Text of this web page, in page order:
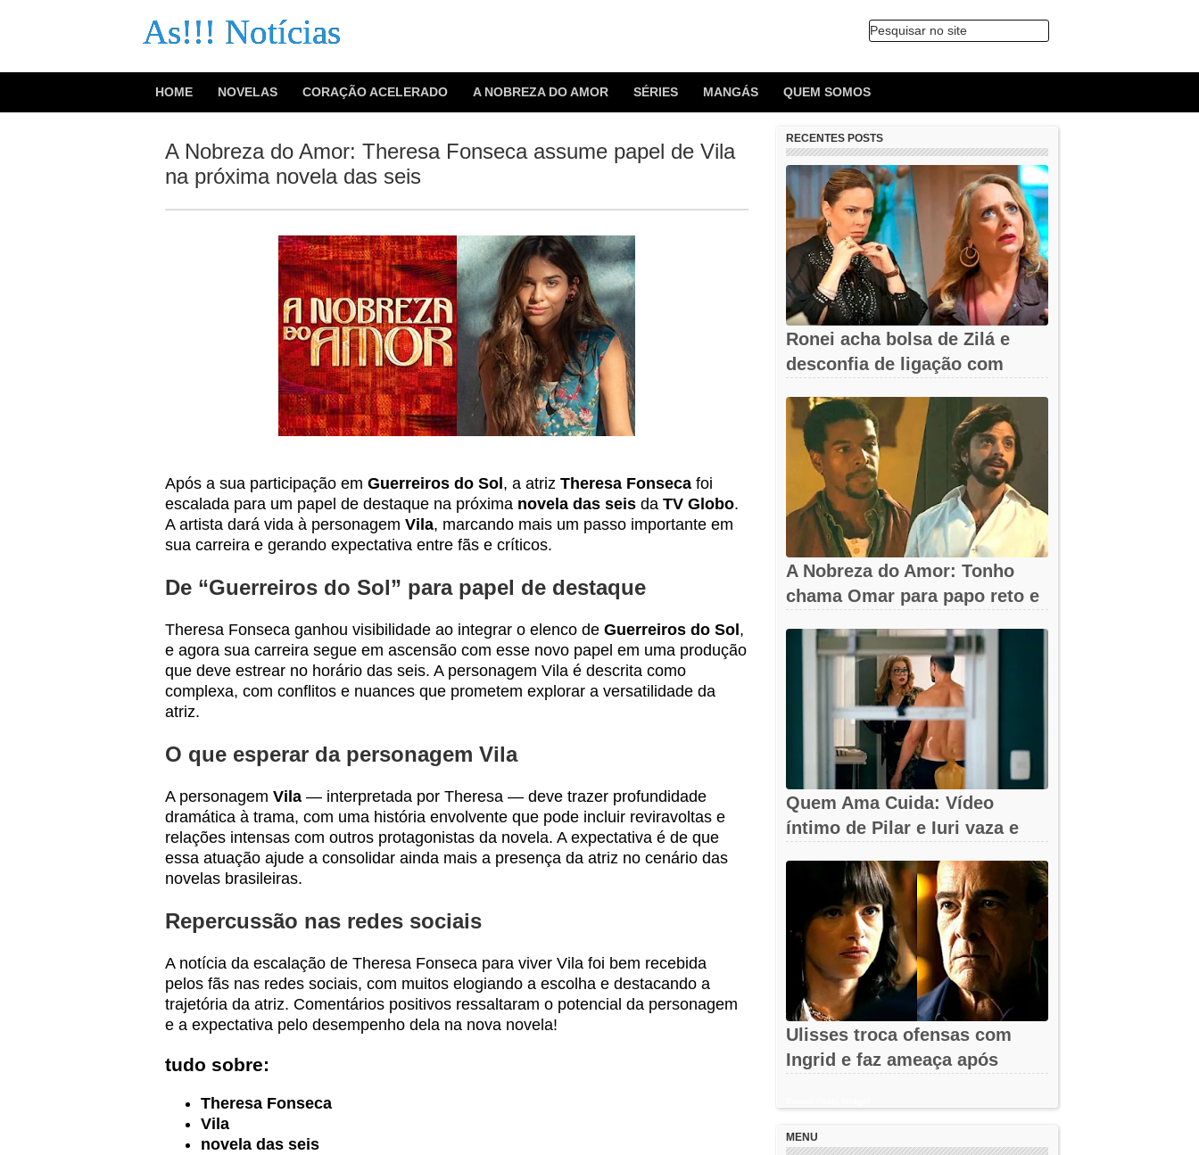
As!!! Notícias Pesquisar no site
HOME NOVELAS CORAÇÃO ACELERADO A NOBREZA DO AMOR SÉRIES MANGÁS QUEM SOMOS
A Nobreza do Amor: Theresa Fonseca assume papel de Vila
na próxima novela das seis
Após a sua participação em Guerreiros do Sol , a atriz Theresa Fonseca foi
escalada para um papel de destaque na próxima novela das seis da TV Globo.
A artista dará vida à personagem Vila, marcando mais um passo importante em
sua carreira e gerando expectativa entre fãs e críticos.
De “Guerreiros do Sol” para papel de destaque
Theresa Fonseca ganhou visibilidade ao integrar o elenco de Guerreiros do Sol ,
e agora sua carreira segue em ascensão com esse novo papel em uma produção
que deve estrear no horário das seis. A personagem Vila é descrita como
complexa, com conflitos e nuances que prometem explorar a versatilidade da
atriz.
O que esperar da personagem Vila
A personagem Vila — interpretada por Theresa — deve trazer profundidade
dramática à trama, com uma história envolvente que pode incluir reviravoltas e
relações intensas com outros protagonistas da novela. A expectativa é de que
essa atuação ajude a consolidar ainda mais a presença da atriz no cenário das
novelas brasileiras.
Repercussão nas redes sociais
A notícia da escalação de Theresa Fonseca para viver Vila foi bem recebida
pelos fãs nas redes sociais, com muitos elogiando a escolha e destacando a
trajetória da atriz. Comentários positivos ressaltaram o potencial da personagem
e a expectativa pelo desempenho dela na nova novela!
tudo sobre:
Theresa Fonseca
Vila
novela das seis
RECENTES POSTS
Ronei acha bolsa de Zilá e
desconfia de ligação com
A Nobreza do Amor: Tonho
chama Omar para papo reto e
Quem Ama Cuida: Vídeo
íntimo de Pilar e Iuri vaza e
Ulisses troca ofensas com
Ingrid e faz ameaça após
MENU